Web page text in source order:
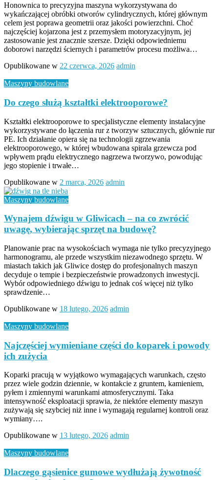
Honownica to precyzyjna maszyna wykorzystywana do
wykańczającej obróbki otworów cylindrycznych, której głównym
celem jest poprawa geometrii oraz jakości powierzchni. Choć
najczęściej kojarzona jest z przemysłem motoryzacyjnym, jej
zastosowanie jest znacznie szersze. Dzięki odpowiedniemu
doborowi narzędzi ściernych i parametrów procesu możliwa…
Opublikowane w 22 czerwca, 2026 admin
Maszyny budowlane
Do czego służą kształtki elektrooporowe?
Kształtki elektrooporowe to specjalistyczne elementy instalacyjne
wykorzystywane do łączenia rur z tworzyw sztucznych, głównie rur
PE. Ich działanie opiera się na technologii zgrzewania
elektrooporowego, w której wbudowana spirala grzewcza pod
wpływem prądu elektrycznego nagrzewa tworzywo, powodując
jego stopienie i trwałe…
Opublikowane w 2 marca, 2026 admin
Maszyny budowlane
Wynajem dźwigu w Gliwicach – na co zwrócić
uwagę, wybierając sprzęt na budowę?
Planowanie prac na wysokościach wymaga nie tylko precyzyjnego
harmonogramu, ale przede wszystkim niezawodnego sprzętu. W
miastach takich jak Gliwice dostęp do profesjonalnych maszyn
decyduje o tempie i bezpieczeństwie prowadzonych inwestycji.
Wybór odpowiedniego dźwigu to jednak coś więcej niż tylko
sprawdzenie…
Opublikowane w 18 lutego, 2026 admin
Maszyny budowlane
Najczęściej wymieniane części do koparek i powody
ich zużycia
Koparki pracują w wyjątkowo wymagających warunkach, często
przez wiele godzin dziennie, w kontakcie z gruntem, kamieniem,
pyłem i zmiennymi warunkami atmosferycznymi. Taka
intensywność eksploatacji sprawia, że niektóre elementy maszyn
zużywają się szybciej niż inne i wymagają regularnej kontroli oraz
wymiany….
Opublikowane w 13 lutego, 2026 admin
Maszyny budowlane
Dlaczego gąsienice gumowe wydłużają żywotność